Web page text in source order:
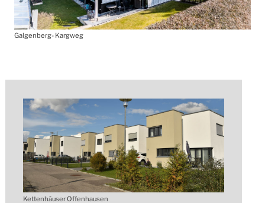
Galgenberg- Kargweg
Kettenhäuser Offenhausen